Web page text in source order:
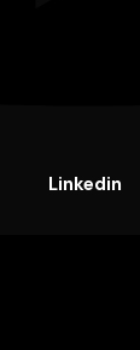
Linkedin